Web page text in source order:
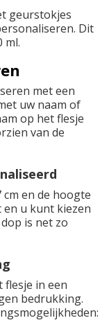
geurstokjes
Dit
ml.
met een
uw naam of
op het flesje
van de
cm en de hoogte
en u kunt kiezen
is net zo
flesje in een
bedrukking.